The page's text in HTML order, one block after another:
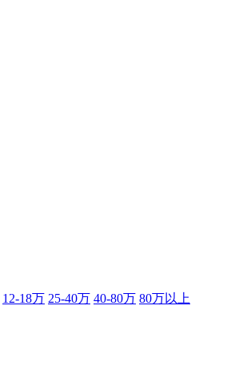
12-18万 25-40万 40-80万 80万以上